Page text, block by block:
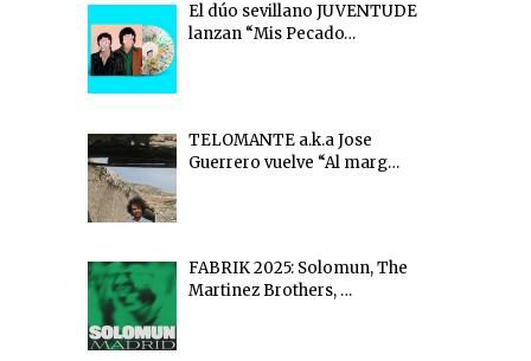
El dúo sevillano JUVENTUDE
lanzan “Mis Pecado…
TELOMANTE a.k.a Jose
Guerrero vuelve “Al marg…
FABRIK 2025: Solomun, The
Martinez Brothers, …